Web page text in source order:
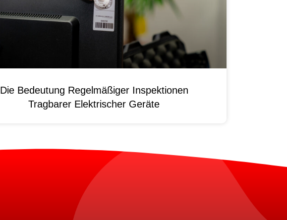
Die Bedeutung Regelmäßiger Inspektionen
Tragbarer Elektrischer Geräte